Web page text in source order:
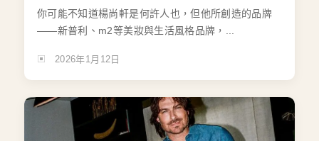
你可能不知道楊尚軒是何許人也，但他所創造的品牌
——新普利、m2等美妝與生活風格品牌，...
2026年1月12日